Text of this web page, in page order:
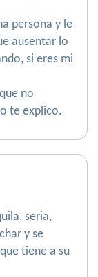
persona y le
ausentar lo
si eres mi
no
te explico.
seria,
y se
tiene a su